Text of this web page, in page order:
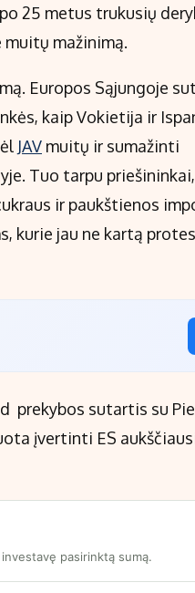
25 metus trukusių
muitų mažinimą.
Europos Sąjungoje
kaip Vokietija ir
JAV muitų ir sumažinti
Tuo tarpu priešininkai,
ir paukštienos
kurie jau ne kartą
prekybos sutartis su
įvertinti ES